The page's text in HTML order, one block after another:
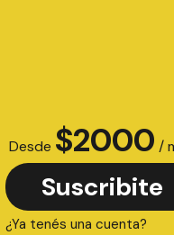
Desde $2000 /
Suscribite
¿Ya tenés una cuenta?